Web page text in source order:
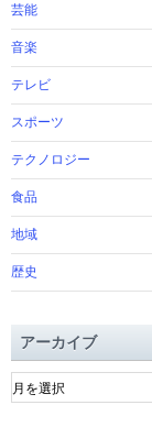
芸能
音楽
テレビ
スポーツ
テクノロジー
食品
地域
歴史
アーカイブ
ア
ー